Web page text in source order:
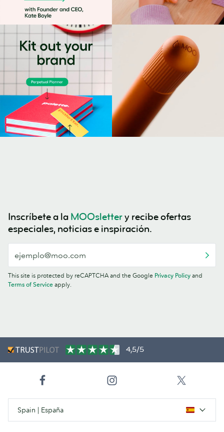
Inscríbete a la MOOslettery recibe ofertas
especiales, noticias e inspiración.
This site is protected by reCAPTCHA and the Google Privacy Policy and
Terms of Service apply.
4,5/5
Spain | España